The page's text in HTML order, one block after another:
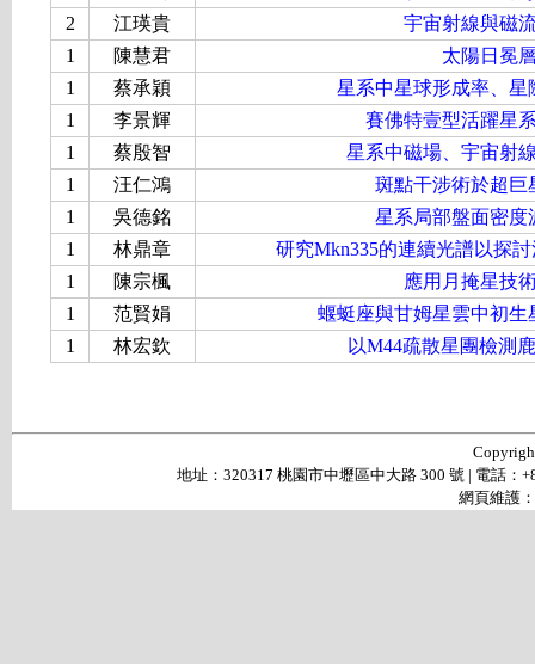
2
江瑛貴
宇宙射線與磁
1
陳慧君
太陽日冕
1
蔡承穎
星系中星球形成率、
1
李景輝
賽佛特壹型活躍星
1
蔡殷智
星系中磁場、宇宙射
1
汪仁鴻
斑點干涉術於超巨
1
吳德銘
星系局部盤面密度
1
林鼎章
研究Mkn335的連續光譜以探
1
陳宗楓
應用月掩星技
1
范賢娟
蝘蜓座與甘姆星雲中初
1
林宏欽 以M44疏散星團檢測
地址：320317 桃園市中壢區中大路 300 號 | 電話：
網頁維護